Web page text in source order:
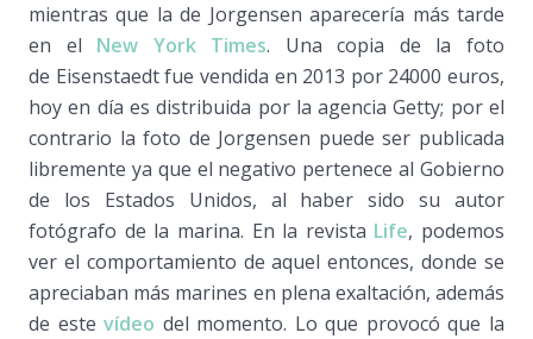
mientras que la de Jorgensen aparecería más tarde
en el New York Times. Una copia de la foto
de Eisenstaedt fue vendida en 2013 por 24000 euros,
hoy en día es distribuida por la agencia Getty; por el
contrario la foto de Jorgensen puede ser publicada
libremente ya que el negativo pertenece al Gobierno
de los Estados Unidos, al haber sido su autor
fotógrafo de la marina. En la revista Life, podemos
ver el comportamiento de aquel entonces, donde se
apreciaban más marines en plena exaltación, además
de estevídeo del momento. Lo que provocó que la